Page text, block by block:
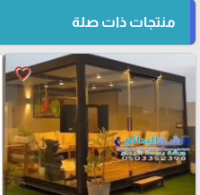
منتجات ذات صلة
favorite_border